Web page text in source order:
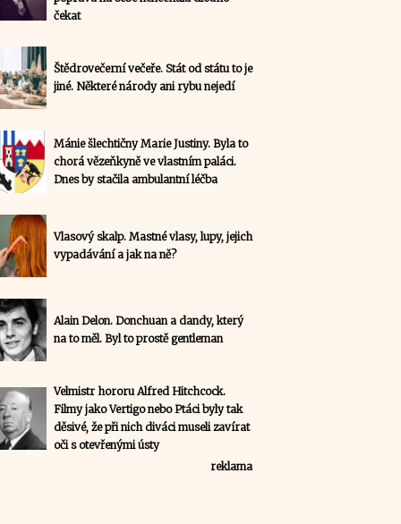
čekat
Štědrovečerní večeře. Stát od státu to je
jiné. Některé národy ani rybu nejedí
Mánie šlechtičny Marie Justiny. Byla to
chorá vězeňkyně ve vlastním paláci.
Dnes by stačila ambulantní léčba
Vlasový skalp. Mastné vlasy, lupy, jejich
vypadávání a jak na ně?
Alain Delon. Donchuan a dandy, který
na to měl. Byl to prostě gentleman
Velmistr hororu Alfred Hitchcock.
Filmy jako Vertigo nebo Ptáci byly tak
děsivé, že při nich diváci museli zavírat
oči s otevřenými ústy
reklama